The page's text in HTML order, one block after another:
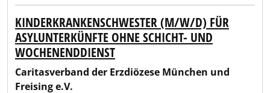
KINDERKRANKENSCHWESTER (M/W/D) FÜR
ASYLUNTERKÜNFTE OHNE SCHICHT- UND
WOCHENENDDIENST
Caritasverband der Erzdiözese München und
Freising e.V.